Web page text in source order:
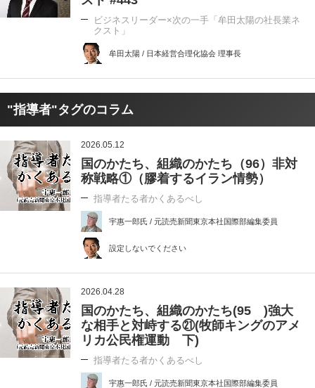
ビジネスリーダー×次の一手「牟田太陽の社長業ネ
クスト」
牟田太陽 / 日本経営合理化協会 理事長
"指導者"タグのコラム
2026.05.12
国のかたち、組織のかたち（96）非対
称戦略①（膠着するイラン情勢）
指導者たる者かくあるべし
宇惠一郎氏 / 元読売新聞東京本社国際部編集委員
設定しないでください
2026.04.28
国のかたち、組織のかたち(95 )強大
な相手と対峙する㉑(牧師キングのアメ
リカ公民権運動 下)
指導者たる者かくあるべし
宇惠一郎氏 / 元読売新聞東京本社国際部編集委員